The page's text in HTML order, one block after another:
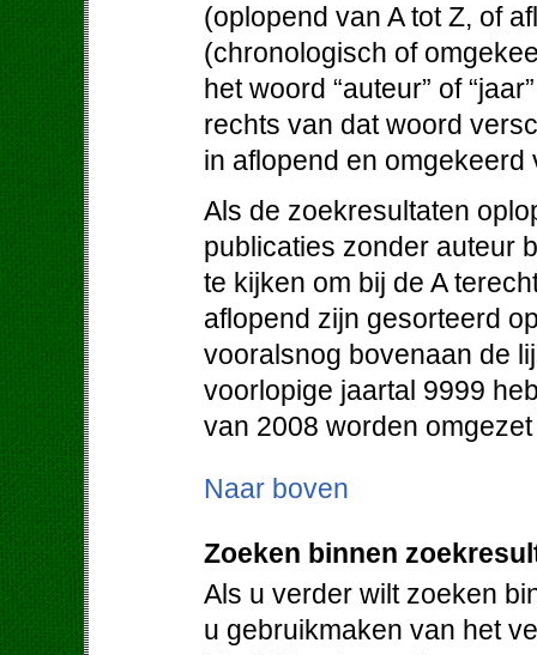
(oplopend van A tot Z, of
(chronologisch of
het woord “auteur” of
rechts van dat woord
in aflopend en omgekeerd
Als de zoekresultaten
publicaties zonder auteur
te kijken om bij de A
aflopend zijn gesorteerd
vooralsnog bovenaan de
voorlopige jaartal 9999
van 2008 worden
Naar boven
Zoeken binnen
Als u verder wilt zoeken
u gebruikmaken van het